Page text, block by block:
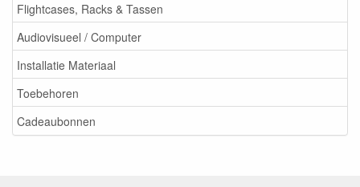
Flightcases, Racks & Tassen
Audiovisueel / Computer
Installatie Materiaal
Toebehoren
Cadeaubonnen